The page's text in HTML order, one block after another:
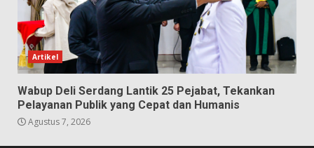
Artikel
Wabup Deli Serdang Lantik 25 Pejabat, Tekankan
Pelayanan Publik yang Cepat dan Humanis
Agustus 7, 2026